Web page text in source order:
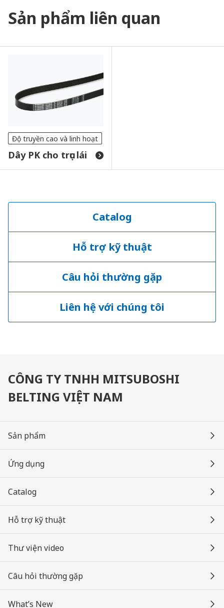
Sản phẩm liên quan
Độ truyền cao và linh hoạt
Dây PK cho trục lái
Catalog
Hỗ trợ kỹ thuật
Câu hỏi thường gặp
Liên hệ với chúng tôi
CÔNG TY TNHH MITSUBOSHI
BELTING VIỆT NAM
Sản phẩm
Ứng dụng
Catalog
Hỗ trợ kỹ thuật
Thư viện video
Câu hỏi thường gặp
What’s New